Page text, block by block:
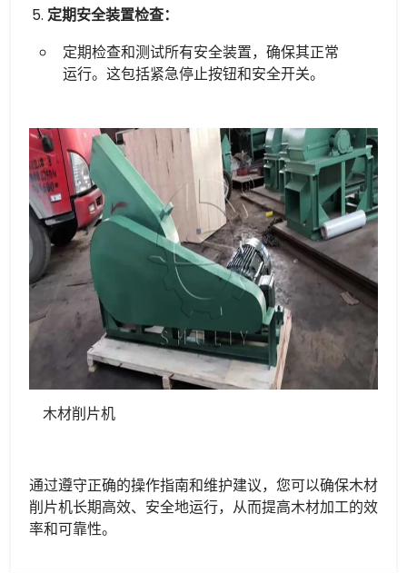
定期安全装置检查：
定期检查和测试所有安全装置，确保其正常
运行。这包括紧急停止按钮和安全开关。
木材削片机
通过遵守正确的操作指南和维护建议，您可以确保木材
削片机长期高效、安全地运行，从而提高木材加工的效
率和可靠性。